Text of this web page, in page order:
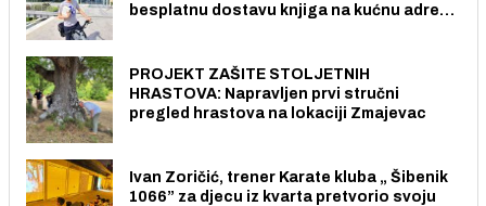
besplatnu dostavu knjiga na kućnu adresu
PROJEKT ZAŠITE STOLJETNIH
HRASTOVA: Napravljen prvi stručni
pregled hrastova na lokaciji Zmajevac
Ivan Zoričić, trener Karate kluba „ Šibenik
1066” za djecu iz kvarta pretvorio svoju